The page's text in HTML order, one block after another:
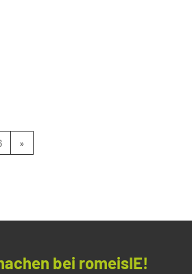
»
bei romeisIE!